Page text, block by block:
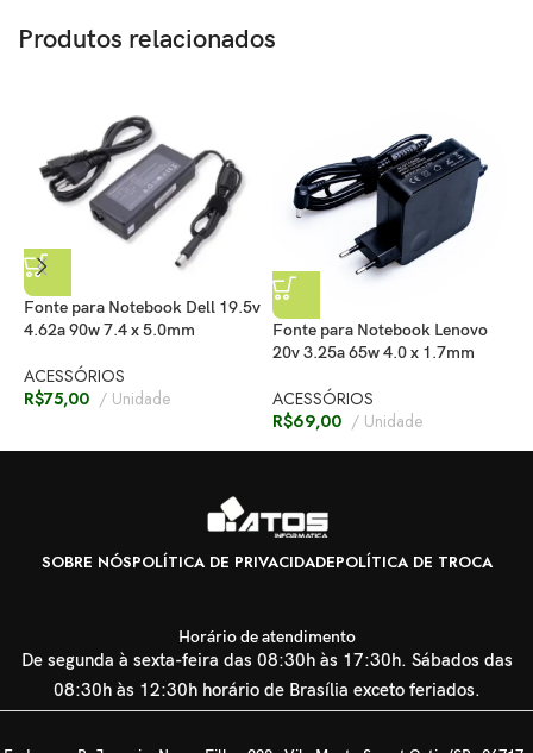
Produtos relacionados
Fonte para Notebook Dell 19.5v
4.62a 90w 7.4 x 5.0mm
ACESSÓRIOS
R$75,00 Unidade
Fonte para Notebook Lenovo
20v 3.25a 65w 4.0 x 1.7mm
ACESSÓRIOS
R$69,00 Unidade
SOBRE NÓSPOLÍTICA DE PRIVACIDADEPOLÍTICA DE TROCA
Horário de atendimento
De segunda à sexta-feira das 08:30h às 17:30h. Sábados das
08:30h às 12:30h horário de Brasília exceto feriados.